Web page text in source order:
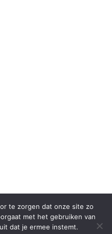
te zorgen dat onze site zo
met het gebruiken van
dat je ermee instemt.